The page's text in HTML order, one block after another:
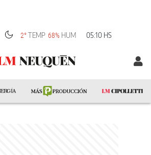
2°TEMP 68% HUM 05:10 HS